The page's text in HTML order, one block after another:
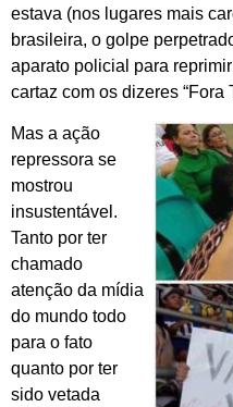
estava (nos lugares mais
brasileira, o golpe
aparato policial para
cartaz com os dizeres “Fora
Mas a ação
repressora se
mostrou
insustentável.
Tanto por ter
chamado
atenção da mídia
do mundo todo
para o fato
quanto por ter
sido vetada